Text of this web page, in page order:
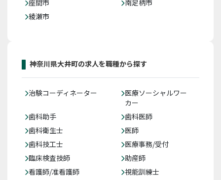
座間市
南足柄市
綾瀬市
神奈川県大井町の求人を職種から探す
治験コーディネーター
医療ソーシャルワー
カー
歯科助手
歯科医師
歯科衛生士
医師
歯科技工士
医療事務/受付
臨床検査技師
助産師
看護師/准看護師
視能訓練士